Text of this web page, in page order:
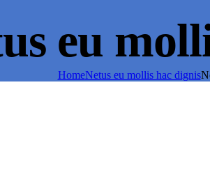
eu
HomeNetus eu mollis hac dignis